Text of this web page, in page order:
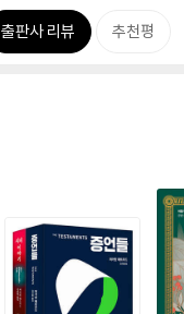
출판사 리뷰 추천평